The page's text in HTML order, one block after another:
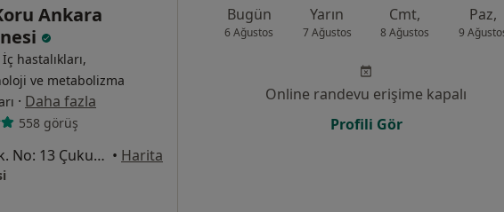
Ankara
hastalıkları,
ve metabolizma
· Daha fazla
558 görüş
Kızılırmak Mah. 1450. Sok. No: 13 Çukurambar, Ankara • Harita
Bugün
6 Ağustos
Yarın
7 Ağustos
Cmt,
8 Ağustos
Paz,
9
Online randevu erişime kapalı
Profili Gör